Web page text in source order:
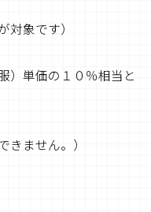
対象です）
）単価の１０％相当と
きません。）
❢